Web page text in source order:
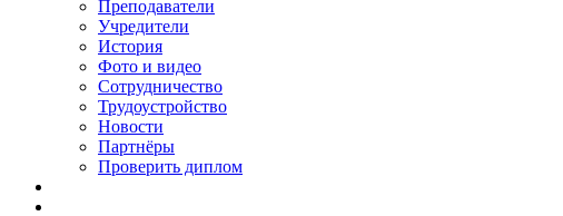
Преподаватели
Учредители
История
Фото и видео
Сотрудничество
Трудоустройство
Новости
Партнёры
Проверить диплом